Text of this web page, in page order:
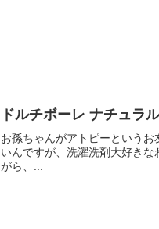
ドルチボーレ ナチュラ
お孫ちゃんがアトピーという
いんですが、洗濯洗剤大好き
がら、...